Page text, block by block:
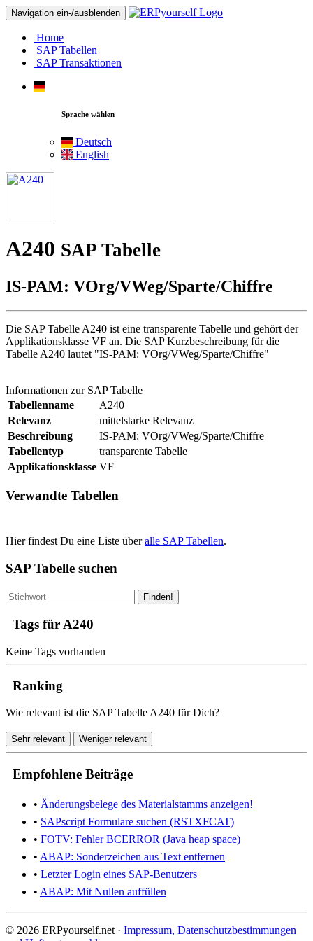
Navigation ein-/ausblenden
Home
SAP Tabellen
SAP Transaktionen
Sprache wählen
Deutsch
English
A240 SAP Tabelle
IS-PAM: VOrg/VWeg/Sparte/Chiffre
Die SAP Tabelle A240 ist eine transparente Tabelle und gehört der
Applikationsklasse VF an. Die SAP Kurzbeschreibung für die
Tabelle A240 lautet "IS-PAM: VOrg/VWeg/Sparte/Chiffre"
Informationen zur SAP Tabelle
Tabellenname
A240
Relevanz
mittelstarke Relevanz
Beschreibung
IS-PAM: VOrg/VWeg/Sparte/Chiffre
Tabellentyp
transparente Tabelle
Applikationsklasse VF
Verwandte Tabellen
Hier findest Du eine Liste überalle SAP Tabellen.
SAP Tabelle suchen
Finden!
Tags für A240
Keine Tags vorhanden
Ranking
Wie relevant ist die SAP Tabelle A240 für Dich?
Sehr relevant Weniger relevant
Empfohlene Beiträge
• Änderungsbelege des Materialstamms anzeigen!
• SAPscript Formulare suchen (RSTXFCAT)
• FOTV: Fehler BCERROR (Java heap space)
• ABAP: Sonderzeichen aus Text entfernen
• Letzter Login eines SAP-Benutzers
• ABAP: Mit Nullen auffüllen
© 2026 ERPyourself.net · Impressum, Datenschutzbestimmungen